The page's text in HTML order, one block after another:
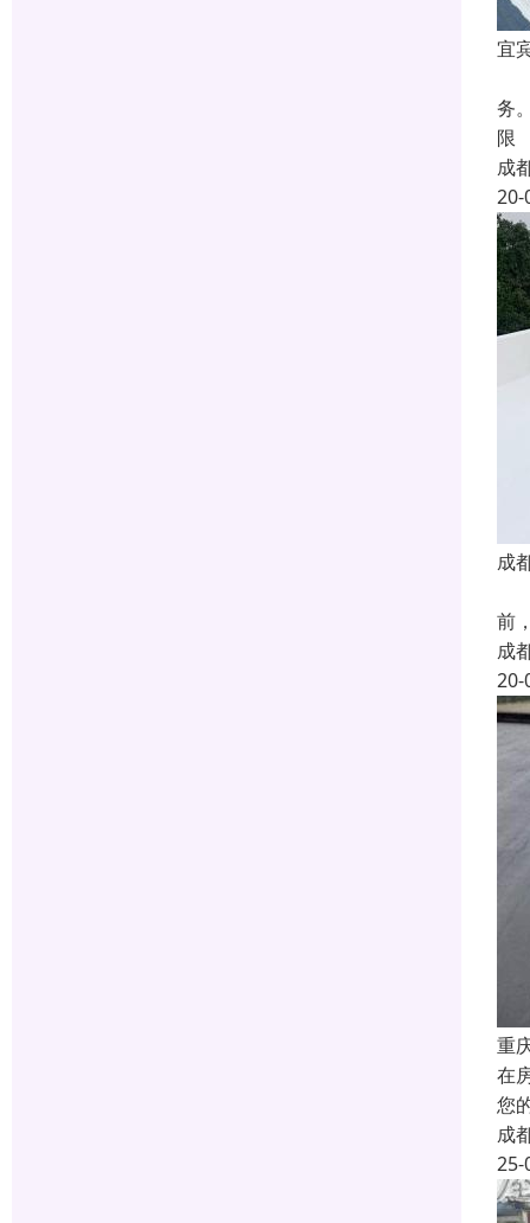
宜
务
限
成
20-
成
前
成
20-
重
在
您
成
25-